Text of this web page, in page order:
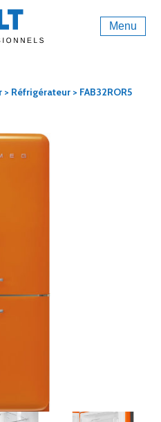
Menu
> Réfrigérateur > FAB32ROR5